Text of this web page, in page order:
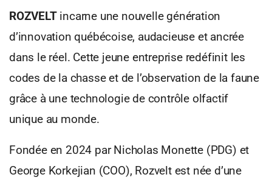
ROZVELTincarne une nouvelle génération
d’innovation québécoise, audacieuse et ancrée
dans le réel. Cette jeune entreprise redéfinit les
codes de la chasse et de l’observation de la faune
grâce à une technologie de contrôle olfactif
unique au monde.
Fondée en 2024 par Nicholas Monette (PDG) et
George Korkejian (COO), Rozvelt est née d’une